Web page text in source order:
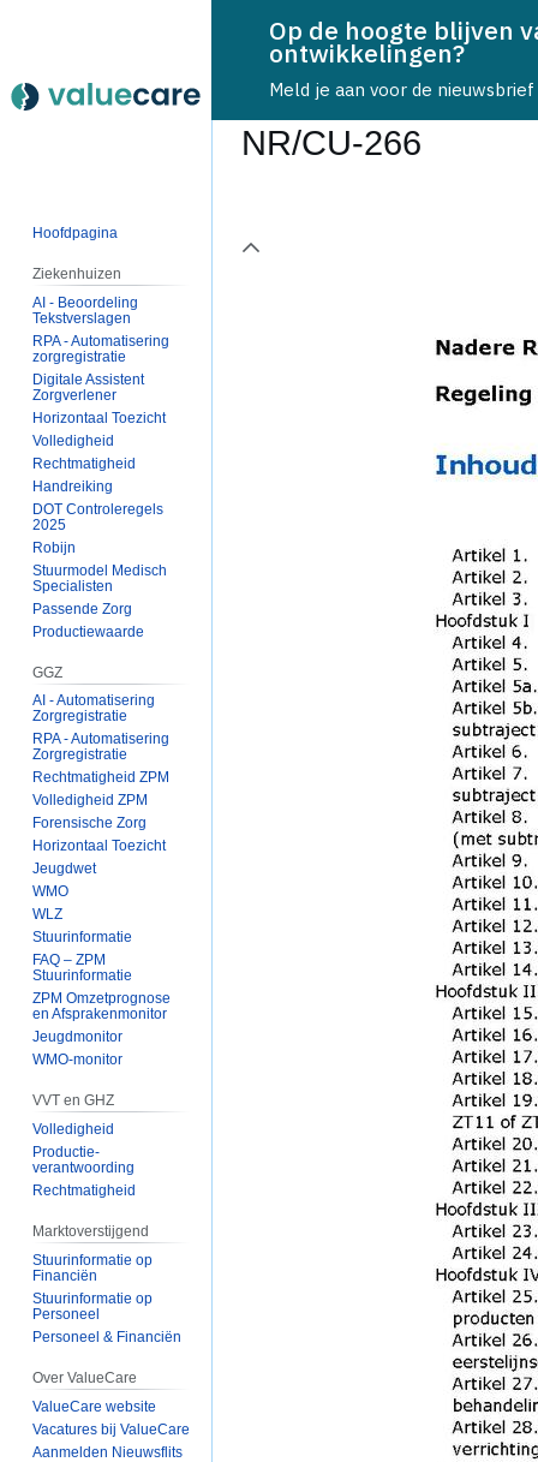
NR/CU-266
springen
springen
Op de hoogte blijven
ontwikkelingen?
Meld je aan voor de nieuwsbrief
Hoofdpagina
Ziekenhuizen
AI - Beoordeling
Tekstverslagen
RPA - Automatisering
zorgregistratie
Digitale Assistent
Zorgverlener
Horizontaal Toezicht
Volledigheid
Rechtmatigheid
Handreiking
DOT Controleregels
2025
Robijn
Stuurmodel Medisch
Specialisten
Passende Zorg
Productiewaarde
GGZ
AI - Automatisering
Zorgregistratie
RPA - Automatisering
Zorgregistratie
Rechtmatigheid ZPM
Volledigheid ZPM
Forensische Zorg
Horizontaal Toezicht
Jeugdwet
WMO
WLZ
Stuurinformatie
FAQ – ZPM
Stuurinformatie
ZPM Omzetprognose
en Afsprakenmonitor
Jeugdmonitor
WMO-monitor
VVT en GHZ
Volledigheid
Productie-
verantwoording
Rechtmatigheid
Marktoverstijgend
Stuurinformatie op
Financiën
Stuurinformatie op
Personeel
Personeel & Financiën
Over ValueCare
ValueCare website
Vacatures bij ValueCare
Aanmelden Nieuwsflits